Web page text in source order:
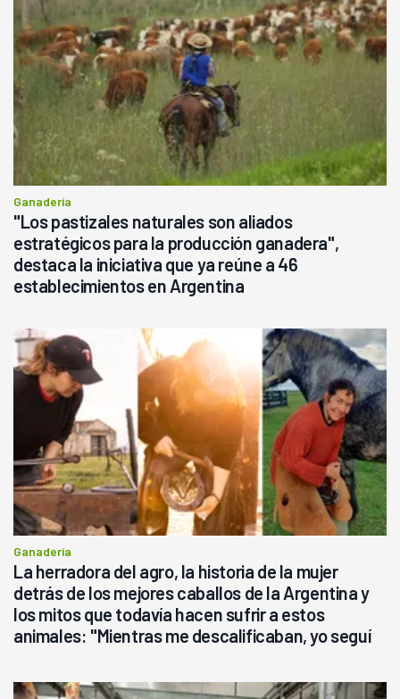
Ganadería
"Los pastizales naturales son aliados
estratégicos para la producción ganadera",
destaca la iniciativa que ya reúne a 46
establecimientos en Argentina
Ganadería
La herradora del agro, la historia de la mujer
detrás de los mejores caballos de la Argentina y
los mitos que todavía hacen sufrir a estos
animales: "Mientras me descalificaban, yo seguí